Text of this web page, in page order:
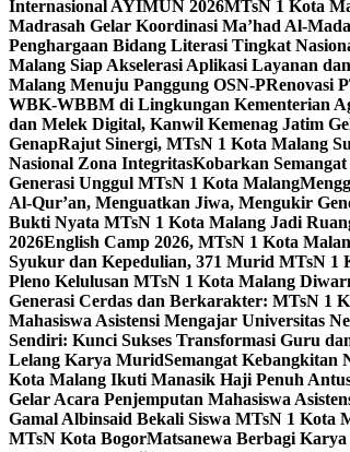
Internasional AYIMUN 2026MTsN 1 Kota
Madrasah Gelar Koordinasi Ma’had Al-
Penghargaan Bidang Literasi Tingkat
Malang Siap Akselerasi Aplikasi Layanan
Malang Menuju Panggung OSN-PRenovasi
WBK-WBBM di Lingkungan Kementerian
dan Melek Digital, Kanwil Kemenag Jatim
GenapRajut Sinergi, MTsN 1 Kota Malang
Nasional Zona IntegritasKobarkan
Generasi Unggul MTsN 1 Kota Malang
Al-Qur’an, Menguatkan Jiwa, Mengukir
Bukti Nyata MTsN 1 Kota Malang Jadi
2026English Camp 2026, MTsN 1 Kota
Syukur dan Kepedulian, 371 Murid MTsN 1
Pleno Kelulusan MTsN 1 Kota Malang
Generasi Cerdas dan Berkarakter: MTsN 1
Mahasiswa Asistensi Mengajar Universitas
Sendiri: Kunci Sukses Transformasi Guru
Lelang Karya MuridSemangat Kebangkitan
Kota Malang Ikuti Manasik Haji Penuh
Gelar Acara Penjemputan Mahasiswa
Gamal Albinsaid Bekali Siswa MTsN 1 Kota
MTsN Kota BogorMatsanewa Berbagi